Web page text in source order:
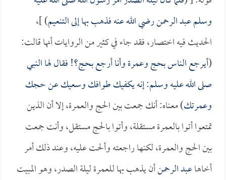
وسلمعبد الرحمنرضي الله عنه فذهب بها إلى التنعيم) ]،
الحديث فيه اختصار، فقد جاء في كثير من الروايات أنها قالت:
(أيرجع الناس بحج وعمرة وأنا أرجع بحج؟! فقال لها النبي
صلى الله عليه وسلم: إنه يكفيك طوافك وسعيك عن حجك
وعمرتك) معناه: أنك جمعت بين الحج والعمرة، إلا أن الذين
تمتعوا أتوا بالعمرة مستقلة، وأتوا بالحج مستقل، وأنت جمعت
بين الحج والعمرة، لكنها راجعته وألحت عليه، وعند ذلك أمر
أخاهاعبد الرحمنأن يذهب بها للعمرة ليلة الصدر، وهو المبيت